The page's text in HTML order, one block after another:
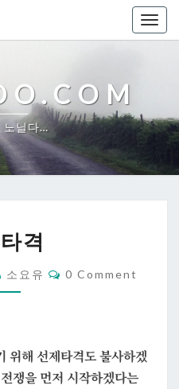
노닐다…
제
타
격
격
소요유 Comments
0 Comment
위해 선제타격도 불사하겠
쟁을 먼저 시작하겠다는